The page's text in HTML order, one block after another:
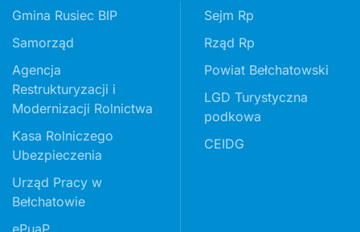
Gmina Rusiec BIP
Samorząd
Agencja
Restrukturyzacji i
Modernizacji Rolnictwa
Kasa Rolniczego
Ubezpieczenia
Urząd Pracy w
Bełchatowie
Sejm Rp
Rząd Rp
Powiat Bełchatowski
LGD Turystyczna
podkowa
CEIDG